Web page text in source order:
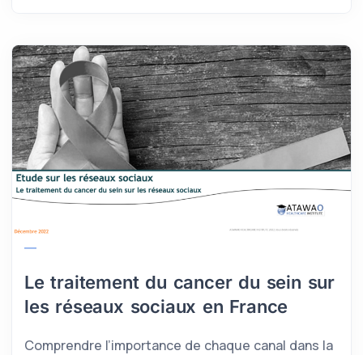
Le traitement du cancer du sein sur
les réseaux sociaux en France
Comprendre l’importance de chaque canal dans la